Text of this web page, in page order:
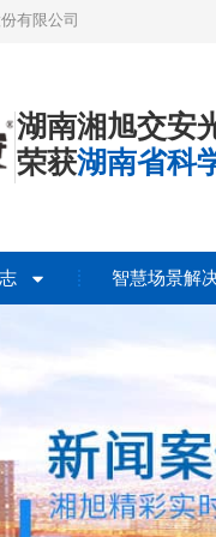
有限公司
湖南湘旭交安
荣获湖南省科
智慧场景解